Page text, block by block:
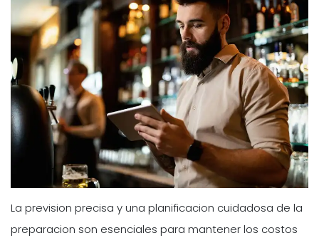
La prevision precisa y una planificacion cuidadosa de la
preparacion son esenciales para mantener los costos